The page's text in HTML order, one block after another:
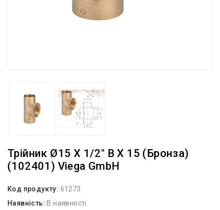
Трійник Ø15 Х 1/2″ В Х 15 (бронза)
(102401) Viega GmbH
Код продукту: 61273
Наявність: В наявності